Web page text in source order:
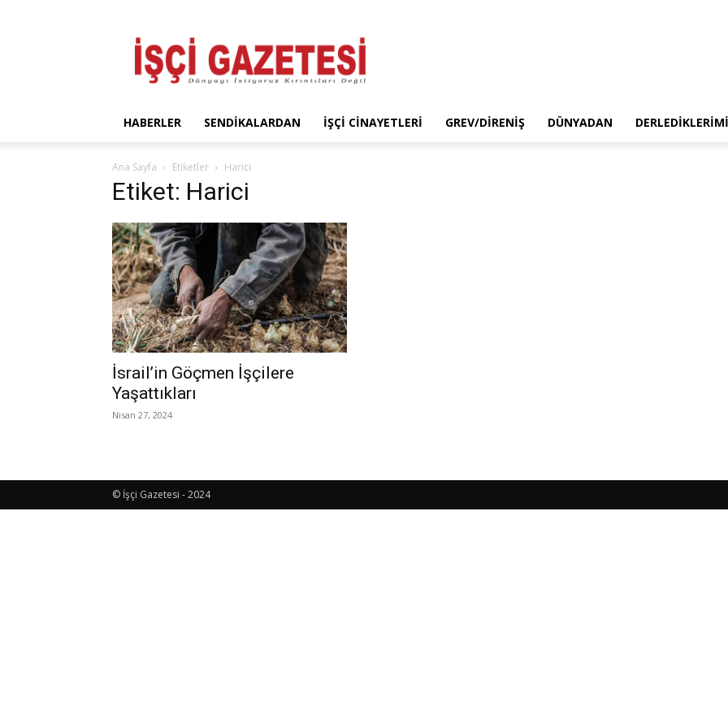
Gazetesi
HABERLER SENDIKALARDAN İŞÇI CINAYETLERI GREV/DIRENIŞ DÜNYADAN
Ana Sayfa Etiketler Harici
Etiket: Harici
İsrail’in Göçmen İşçilere
Yaşattıkları
Nisan 27, 2024
© İşçi Gazetesi - 2024